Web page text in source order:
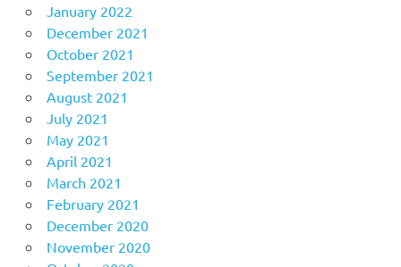
January 2022
December 2021
October 2021
September 2021
August 2021
July 2021
May 2021
April 2021
March 2021
February 2021
December 2020
November 2020